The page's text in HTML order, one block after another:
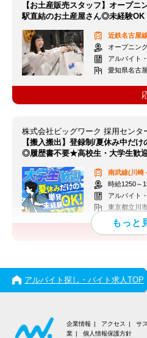
【お土産販売スタッフ】オープ
駅直結のお土産屋さん◎未経験OK
近鉄名古屋
オープニング：時
アルバイト
愛知県名古
【搬入搬出】登録制/夏休み中だ
◎履歴書不要★高校生・大学生歓迎
南武線(川崎
時給1250～
アルバイト
東京都立川
アルバイト探し・バイト求人TOP
企業情報 アクセス サ
業
個人情報保護方針